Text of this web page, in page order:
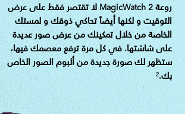
روعة MagicWatch 2 لا تقتصر فقط على عرض
التوقيت و لكنها أيضاً تحاكي ذوقك و لمستك
الخاصة من خلال تمكينك من عرض صور عديدة
على شاشتها. في كل مرة ترفع معصمك فيها،
ستظهر لك صورة جديدة من ألبوم الصور الخاص
بك.2